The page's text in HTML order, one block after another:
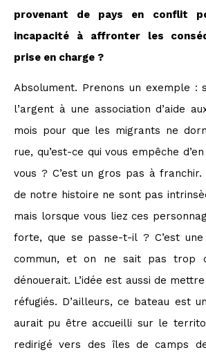
provenant de pays en conflit
incapacité à affronter les
prise en charge ?
Absolument. Prenons un exemple :
l’argent à une association d’aide
mois pour que les migrants ne
rue, qu’est-ce qui vous empêche
vous ? C’est un gros pas à
de notre histoire ne sont pas
mais lorsque vous liez ces
forte, que se passe-t-il ? C’est
commun, et on ne sait pas trop
dénouerait. L’idée est aussi de
réfugiés. D’ailleurs, ce bateau est
aurait pu être accueilli sur le
redirigé vers des îles de camps